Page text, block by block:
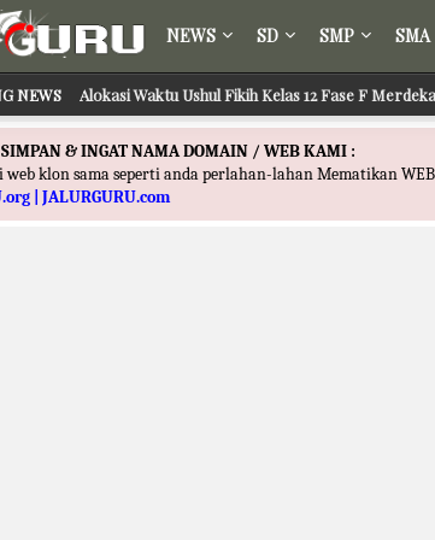
NEWS SD SMP SMA
NEWS Alokasi Waktu Ushul Fikih Kelas 12 Fase F
& INGAT NAMA DOMAIN / WEB KAMI :
web klon sama seperti anda perlahan-lahan Mematikan
| JALURGURU.com